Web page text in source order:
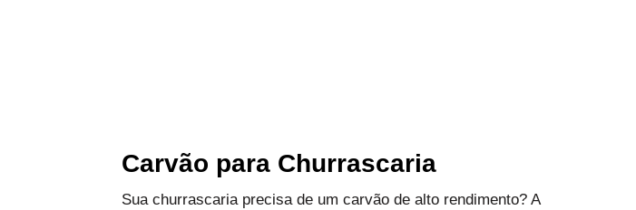
Carvão para Churrascaria
Sua churrascaria precisa de um carvão de alto rendimento? A